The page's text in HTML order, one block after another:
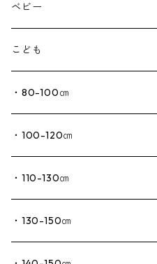
ベビー
こども
・80-100㎝
・100-120㎝
・110-130㎝
・130-150㎝